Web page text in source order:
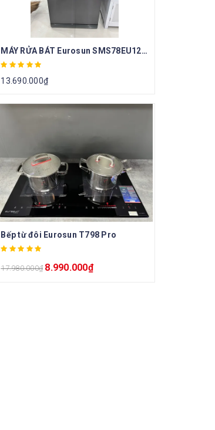
MÁY RỬA BÁT Eurosun SMS78EU12EB
13.690.000₫
Bếp từ đôi Eurosun T798 Pro
17.980.000₫ 8.990.000₫